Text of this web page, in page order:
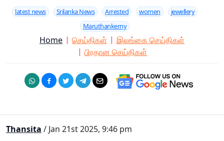
latest news Srilanka News Arrested women
jewellery
Maruthankerny
Home செய்திகள்
இலங்கை செய்திகள்
பிரதான செய்திகள்
Thansita / Jan 21st 2025, 9:46 pm